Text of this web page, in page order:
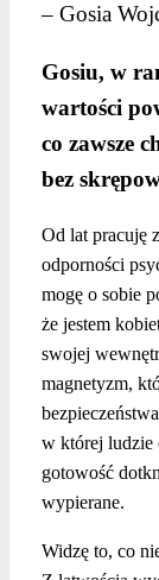
– Gosia
Gosiu, w
wartości
co zawsze
bez
Od lat pracuję
odporności
mogę o sobie
że jestem
swojej
magnetyzm,
w której ludzie
gotowość
wypierane.
Widzę to, co